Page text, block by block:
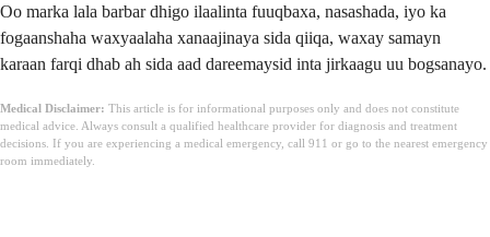
Oo marka lala barbar dhigo ilaalinta fuuqbaxa, nasashada, iyo ka
fogaanshaha waxyaalaha xanaajinaya sida qiiqa, waxay samayn
karaan farqi dhab ah sida aad dareemaysid inta jirkaagu uu bogsanayo.
Medical Disclaimer: This article is for informational purposes only and does not constitute
medical advice. Always consult a qualified healthcare provider for diagnosis and treatment
decisions. If you are experiencing a medical emergency, call 911 or go to the nearest emergency
room immediately.